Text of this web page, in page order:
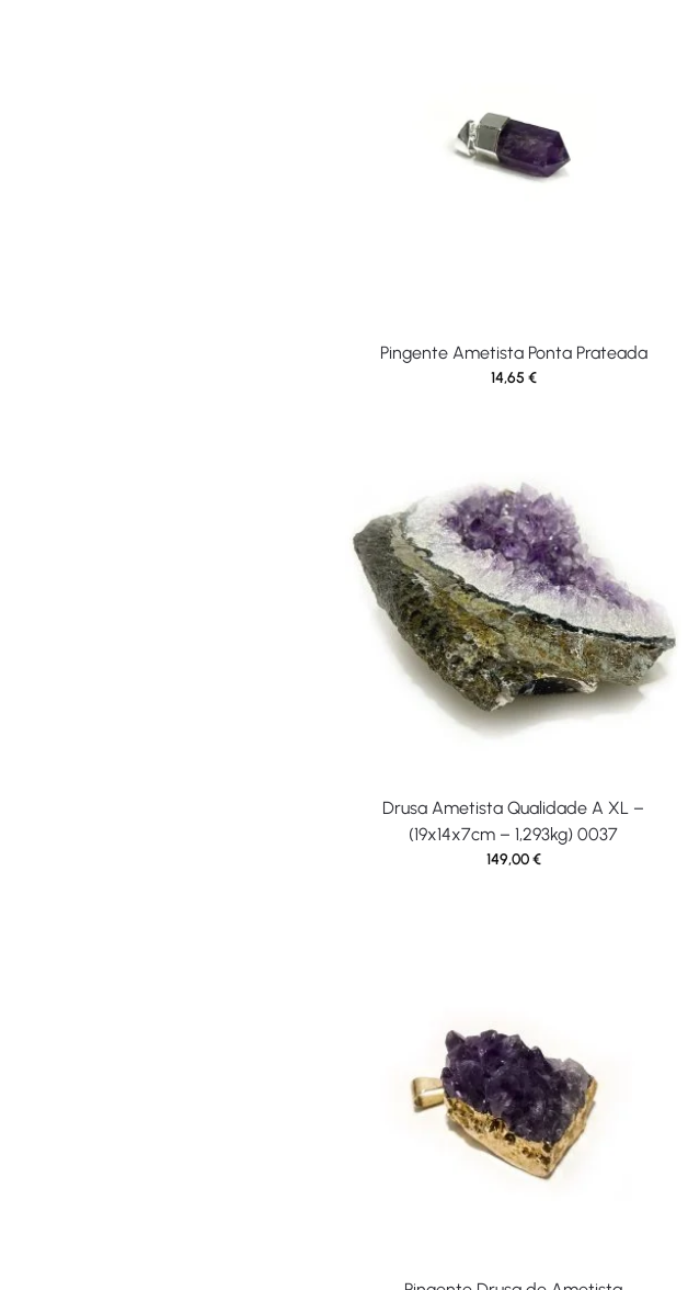
Pingente Ametista Ponta Prateada
14,65 €
Drusa Ametista Qualidade A XL –
(19x14x7cm – 1,293kg) 0037
149,00€